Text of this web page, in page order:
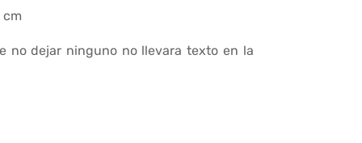
cm
no dejar ninguno no llevara texto en la